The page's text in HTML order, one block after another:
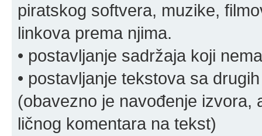
piratskog softvera, muzike,
linkova prema njima.
• postavljanje sadržaja koji
• postavljanje tekstova sa
(obavezno je navođenje izvora,
ličnog komentara na tekst)